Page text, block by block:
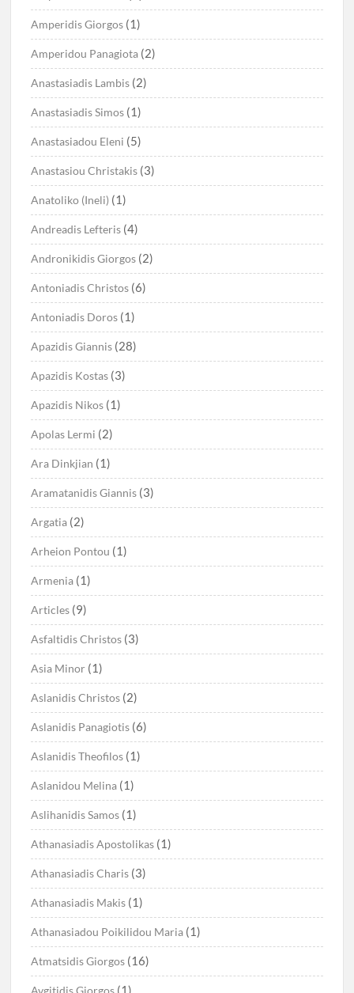
Amperidis Giorgos (1)
Amperidou Panagiota (2)
Anastasiadis Lambis (2)
Anastasiadis Simos (1)
Anastasiadou Eleni (5)
Anastasiou Christakis (3)
Anatoliko (Ineli) (1)
Andreadis Lefteris (4)
Andronikidis Giorgos (2)
Antoniadis Christos (6)
Antoniadis Doros (1)
Apazidis Giannis (28)
Apazidis Kostas (3)
Apazidis Nikos (1)
Apolas Lermi (2)
Ara Dinkjian (1)
Aramatanidis Giannis (3)
Argatia (2)
Arheion Pontou (1)
Armenia (1)
Articles (9)
Asfaltidis Christos (3)
Asia Minor (1)
Aslanidis Christos (2)
Aslanidis Panagiotis (6)
Aslanidis Theofilos (1)
Aslanidou Melina (1)
Aslihanidis Samos (1)
Athanasiadis Apostolikas (1)
Athanasiadis Charis (3)
Athanasiadis Makis (1)
Athanasiadou Poikilidou Maria (1)
Atmatsidis Giorgos (16)
(1)